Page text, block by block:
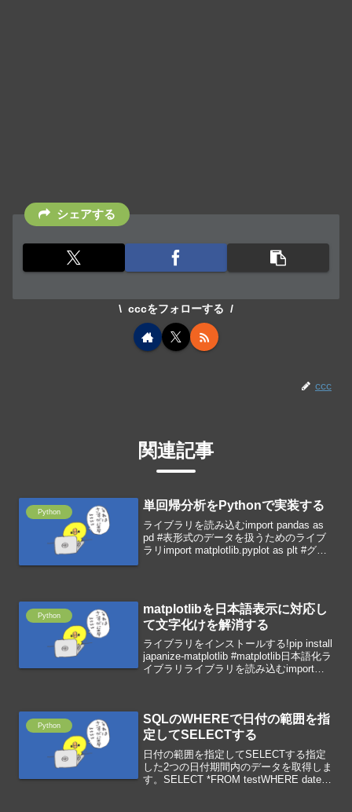
シェアする
cccをフォローする
ccc
関連記事
Python 単回帰分析をPythonで実装する
ライブラリを読み込むimport pandas as
pd #表形式のデータを扱うためのライブ
ラリimport matplotlib.pyplot as plt #グラ
Python
matplotlibを日本語表示に対応し
て文字化けを解消する
ライブラリをインストールする!pip install
japanize-matplotlib #matplotlib日本語化ラ
イブラリライブラリを読み込むimport
Python
SQLのWHEREで日付の範囲を指
定してSELECTする
日付の範囲を指定してSELECTする指定
した2つの日付期間内のデータを取得しま
す。SELECT *FROM testWHERE date